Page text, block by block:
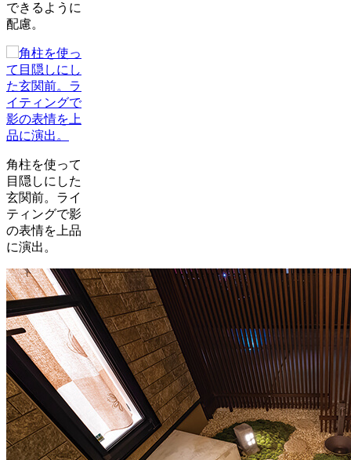
できるように
配慮。
角柱を使って
目隠しにした
玄関前。ライ
ティングで影
の表情を上品
に演出。